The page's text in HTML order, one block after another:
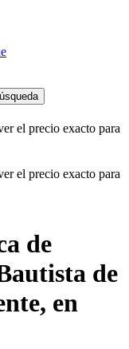
el precio exacto para
el precio exacto para
de
de
en